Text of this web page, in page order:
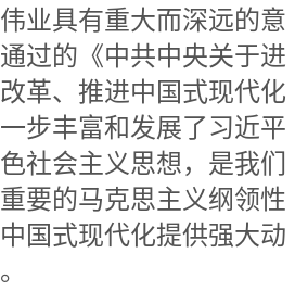
业具有重大而深远的意
过的《中共中央关于进
革、推进中国式现代化
步丰富和发展了习近平
社会主义思想，是我们
要的马克思主义纲领性
国式现代化提供强大动